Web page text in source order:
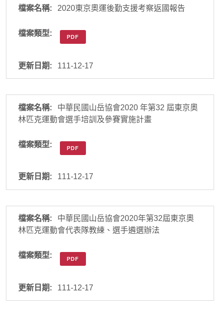
2020東京奧運後勤支援考察返國報告
PDF
111-12-17
中華民國山岳協會2020 年第32 屆東京奧
林匹克運動會選手培訓及參賽實施計畫
PDF
111-12-17
中華民國山岳協會2020年第32屆東京奧
林匹克運動會代表隊教練、選手遴選辦法
PDF
111-12-17